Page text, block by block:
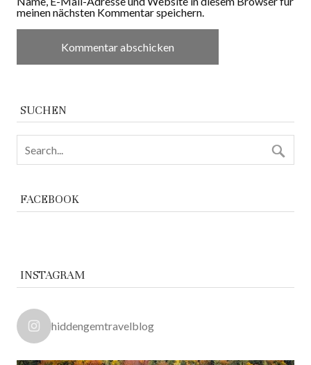
meinen nächsten Kommentar speichern.
SUCHEN
FACEBOOK
INSTAGRAM
hiddengemtravelblog